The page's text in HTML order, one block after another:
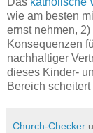
wie am besten
ernst nehmen,
Konsequenzen
nachhaltiger
dieses Kinder-
Bereich
Church-Checker